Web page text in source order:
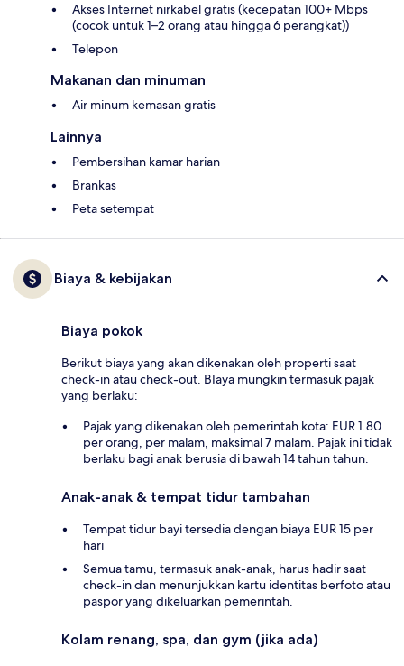
Akses Internet nirkabel gratis (kecepatan 100+ Mbps
(cocok untuk 1–2 orang atau hingga 6 perangkat))
Telepon
Makanan dan minuman
Air minum kemasan gratis
Lainnya
Pembersihan kamar harian
Brankas
Peta setempat
Biaya & kebijakan
Biaya pokok
Berikut biaya yang akan dikenakan oleh properti saat
check-in atau check-out. BIaya mungkin termasuk pajak
yang berlaku:
Pajak yang dikenakan oleh pemerintah kota: EUR 1.80
per orang, per malam, maksimal 7 malam. Pajak ini tidak
berlaku bagi anak berusia di bawah 14 tahun tahun.
Anak-anak & tempat tidur tambahan
Tempat tidur bayi tersedia dengan biaya EUR 15 per
hari
Semua tamu, termasuk anak-anak, harus hadir saat
check-in dan menunjukkan kartu identitas berfoto atau
paspor yang dikeluarkan pemerintah.
Kolam renang, spa, dan gym (jika ada)